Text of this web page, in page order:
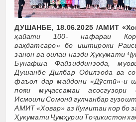
ДУШАНБЕ, 18.06.2025 /АМИТ
ҳайати 100- нафараи
ваҳдатсаро» бо иштироки
занон ва оилаи назди Ҳукумати
Бунафша Файзиддинзода,
Душанбе Дилбар Одилзода ва
фаъол дар майдони «Дӯстӣ»-и
пояи муҷассамаи асосгузори
Исмоили Сомонӣ гулчанбар
АМИТ «Ховар» аз Кумитаи кор бо
Ҳукумати Ҷумҳурии Тоҷикистон